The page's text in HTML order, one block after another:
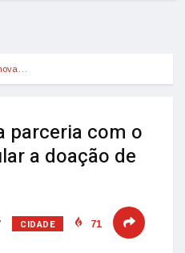
parceria com o
a doação de
CIDADE 71